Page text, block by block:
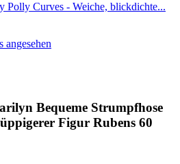
Polly Curves - Weiche, blickdichte...
angesehen
Bequeme Strumpfhose
Figur Rubens 60